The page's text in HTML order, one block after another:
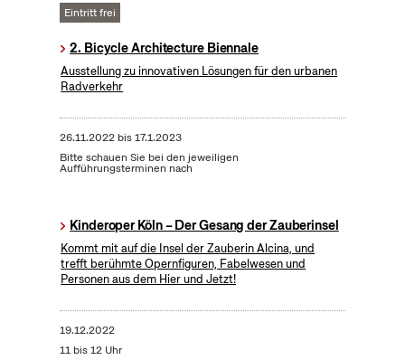
Eintritt frei
2. Bicycle Architecture Biennale
Ausstellung zu innovativen Lösungen für den urbanen
Radverkehr
26.11.2022bis17.1.2023
Bitte schauen Sie bei den jeweiligen
Aufführungsterminen nach
Kinderoper Köln – Der Gesang der Zauberinsel
Kommt mit auf die Insel der Zauberin Alcina, und
trefft berühmte Opernfiguren, Fabelwesen und
Personen aus dem Hier und Jetzt!
19.12.2022
11 bis 12 Uhr